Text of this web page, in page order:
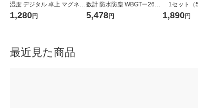
湿度 デジタル 卓上 マグネッ
ト ホワイト TT-585-WH
1,280円
数計 防水防塵 WBGTー263
1台
5,478円
1セット（
入×5袋）
1,890円
最近見た商品